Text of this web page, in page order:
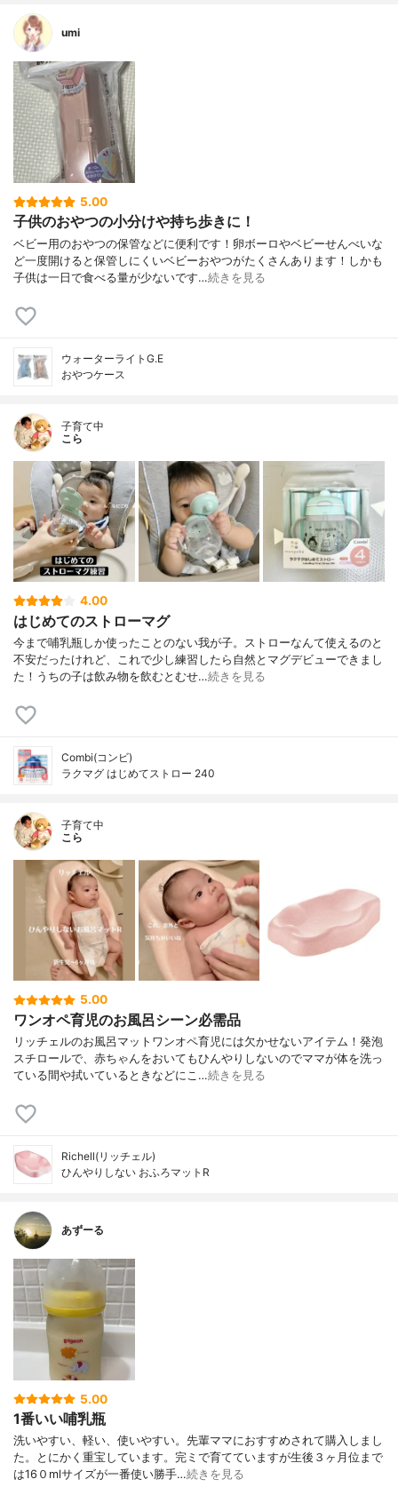
umi
5.00
子供のおやつの小分けや持ち歩きに！
ベビー用のおやつの保管などに便利です！卵ボーロやベビーせんべいな
ど一度開けると保管しにくいベビーおやつがたくさんあります！しかも
子供は一日で食べる量が少ないです…続きを見る
ウォーターライトG.E
おやつケース
子育て中
こら
4.00
はじめてのストローマグ
今まで哺乳瓶しか使ったことのない我が子。ストローなんて使えるのと
不安だったけれど、これで少し練習したら自然とマグデビューできまし
た！うちの子は飲み物を飲むとむせ…続きを見る
Combi(コンビ)
ラクマグ はじめてストロー 240
子育て中
こら
5.00
ワンオペ育児のお風呂シーン必需品
リッチェルのお風呂マットワンオペ育児には欠かせないアイテム！発泡
スチロールで、赤ちゃんをおいてもひんやりしないのでママが体を洗っ
ている間や拭いているときなどにこ…続きを見る
Richell(リッチェル)
ひんやりしない おふろマットR
あずーる
5.00
1番いい哺乳瓶
洗いやすい、軽い、使いやすい。先輩ママにおすすめされて購入しまし
た。とにかく重宝しています。完ミで育てていますが生後３ヶ月位まで
は16０mlサイズが一番使い勝手…続きを見る